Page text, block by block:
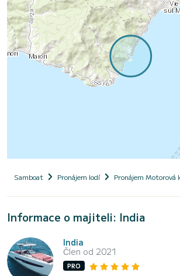
Samboat Pronájem lodí Pronájem Motorová
Informace o majiteli: India
India
Člen od 2021
PRO